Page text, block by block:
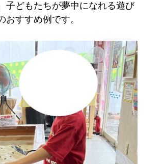
子どもたちが夢中になれる遊び
すすめ例です。